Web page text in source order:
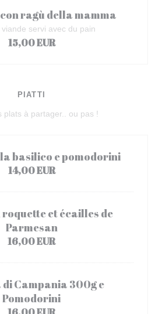
ragù della mamma
servi avec du pain
15,00 EUR
PIATTI
plats à partager.. ou pas !
basilico e pomodorini
14,00 EUR
et écailles de
Parmesan
16,00 EUR
Campania 300g e
Pomodorini